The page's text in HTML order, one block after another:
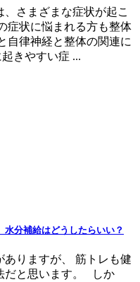
さまざまな症状が起こ
症状に悩まれる方も整体
自律神経と整体の関連に
きやすい症 ...
水分補給はどうしたらいい？
りますが、 筋トレも健
だと思います。 しか